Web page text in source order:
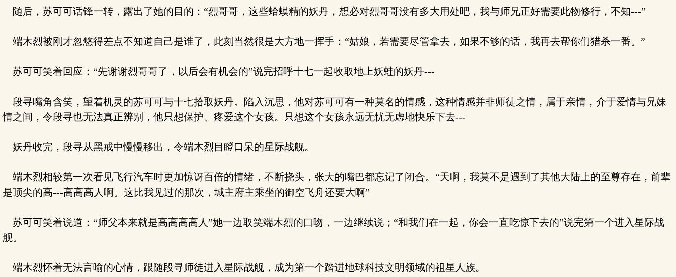
随后，苏可可话锋一转，露出了她的目的：“烈哥哥，这些蛤蟆精的妖丹，想必对烈哥哥没有多大用处吧，我与师兄正好需要此物修行，不知---”
端木烈被刚才忽悠得差点不知道自己是谁了，此刻当然很是大方地一挥手：“姑娘，若需要尽管拿去，如果不够的话，我再去帮你们猎杀一番。”
苏可可笑着回应：“先谢谢烈哥哥了，以后会有机会的”说完招呼十七一起收取地上妖蛙的妖丹---
段寻嘴角含笑，望着机灵的苏可可与十七拾取妖丹。陷入沉思，他对苏可可有一种莫名的情感，这种情感并非师徒之情，属于亲情，介于爱情与兄妹
情之间，令段寻也无法真正辨别，他只想保护、疼爱这个女孩。只想这个女孩永远无忧无虑地快乐下去---
妖丹收完，段寻从黑戒中慢慢移出，令端木烈目瞪口呆的星际战舰。
端木烈相较第一次看见飞行汽车时更加惊讶百倍的情绪，不断挠头，张大的嘴巴都忘记了闭合。“天啊，我莫不是遇到了其他大陆上的至尊存在，前辈
是顶尖的高---高高高人啊。这比我见过的那次，城主府主乘坐的御空飞舟还要大啊”
苏可可笑着说道：“师父本来就是高高高高人”她一边取笑端木烈的口吻，一边继续说；“和我们在一起，你会一直吃惊下去的”说完第一个进入星际战
舰。
端木烈怀着无法言喻的心情，跟随段寻师徒进入星际战舰，成为第一个踏进地球科技文明领域的祖星人族。